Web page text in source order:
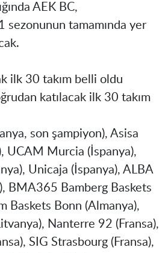
AEK BC,
sezonunun tamamında yer
ilk 30 takım belli oldu
katılacak ilk 30 takım
son şampiyon), Asisa
UCAM Murcia (İspanya),
Unicaja (İspanya), ALBA
BMA365 Bamberg Baskets
Baskets Bonn (Almanya),
Nanterre 92 (Fransa),
SIG Strasbourg (Fransa),